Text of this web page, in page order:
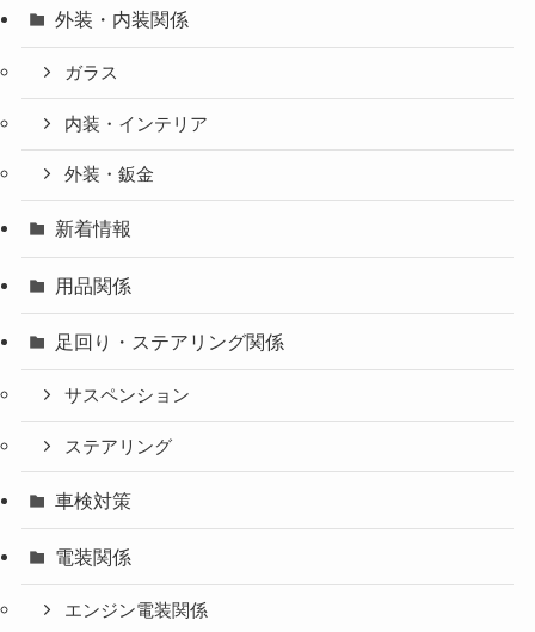
外装・内装関係
ガラス
内装・インテリア
外装・鈑金
新着情報
用品関係
足回り・ステアリング関係
サスペンション
ステアリング
車検対策
電装関係
エンジン電装関係